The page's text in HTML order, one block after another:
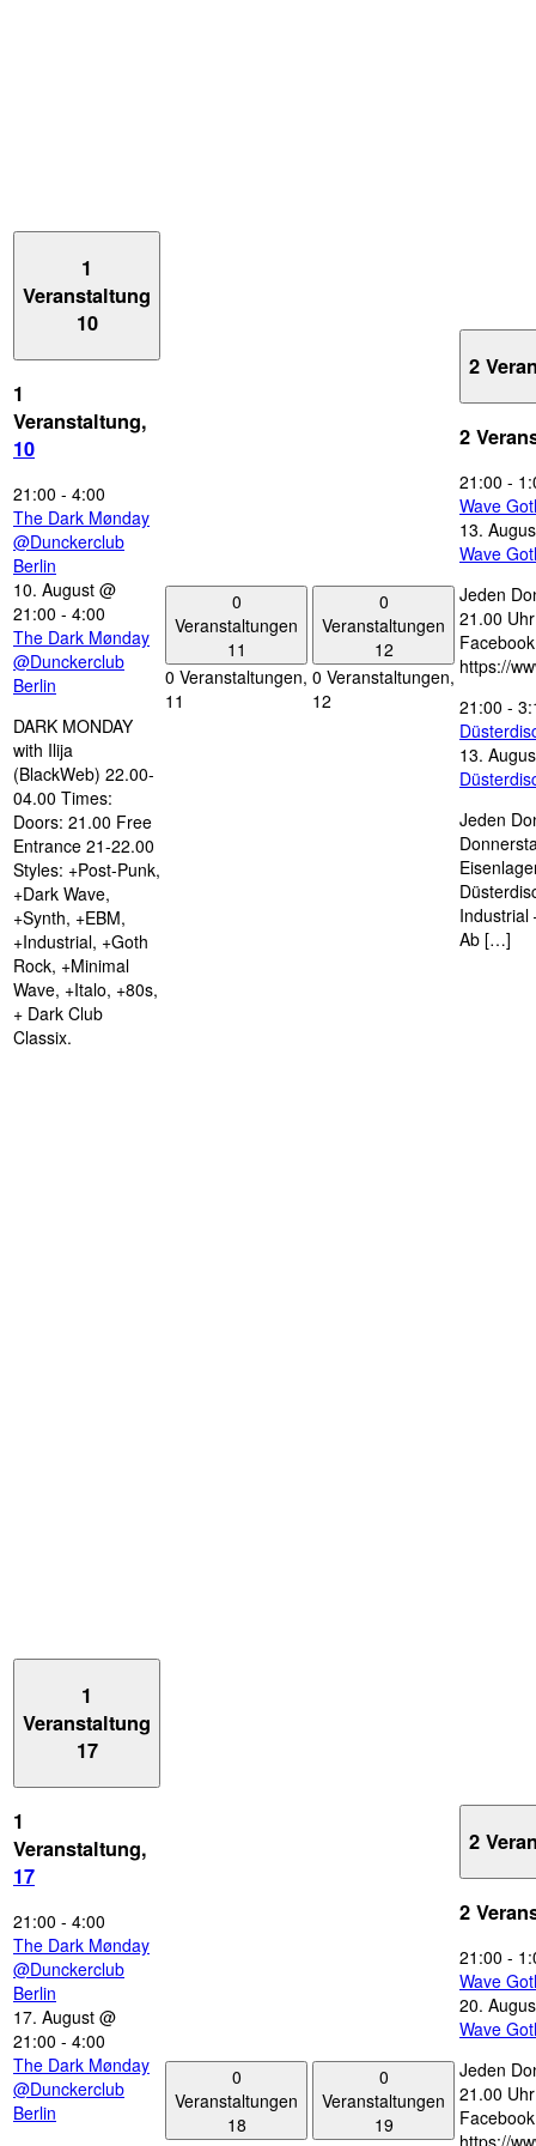
1
Veranstaltung
10
1
Veranstaltung,
10
21:00 - 4:00
The Dark Mønday
@Dunckerclub
Berlin
10. August @
21:00 - 4:00
The Dark Mønday
@Dunckerclub
Berlin
DARK MONDAY
with Ilija
(BlackWeb) 22.00-
04.00 Times:
Doors: 21.00 Free
Entrance 21-22.00
Styles: +Post-Punk,
+Dark Wave,
+Synth, +EBM,
+Industrial, +Goth
Rock, +Minimal
Wave, +Italo, +80s,
+ Dark Club
Classix.
0
Veranstaltungen
11
0 Veranstaltungen,
11
0
Veranstaltungen
12
0 Veranstaltungen,
12
2
2
21:00 -
Wave
13.
Wave
Jeden
21.00
https://
21:00 -
13.
Jeden
Industrial
Ab […]
1
Veranstaltung
17
1
Veranstaltung,
17
21:00 - 4:00
The Dark Mønday
@Dunckerclub
Berlin
17. August @
21:00 - 4:00
The Dark Mønday
@Dunckerclub
Berlin
0
Veranstaltungen
18
0
Veranstaltungen
19
2
2
21:00 -
Wave
20.
Wave
Jeden
21.00